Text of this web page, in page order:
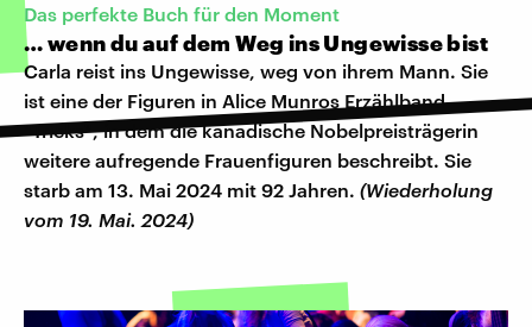
Das perfekte Buch für den Moment
… wenn du auf dem Weg ins Ungewisse bist
Carla reist ins Ungewisse, weg von ihrem Mann. Sie
ist eine der Figuren in Alice Munros Erzählband
"Tricks", in dem die kanadische Nobelpreisträgerin
weitere aufregende Frauenfiguren beschreibt. Sie
starb am 13. Mai 2024 mit 92 Jahren. (Wiederholung
vom 19. Mai. 2024)